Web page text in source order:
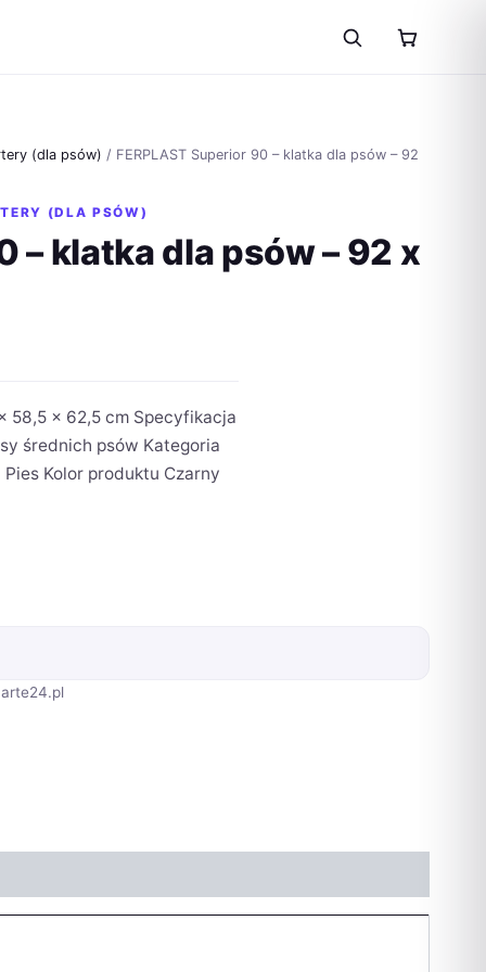
(dla psów) / FERPLAST Superior 90 – klatka dla psów – 92
(DLA PSÓW)
– klatka dla psów – 92 x
58,5 x 62,5 cm Specyfikacja
średnich psów Kategoria
Kolor produktu Czarny